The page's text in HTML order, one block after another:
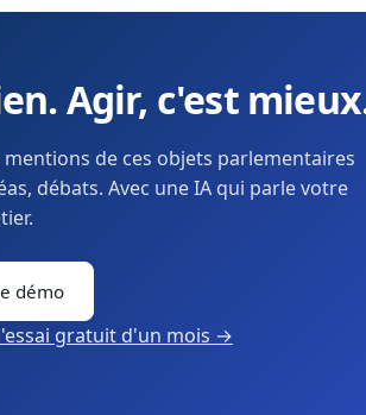
Agir, c'est
de ces objets parlementaires
débats. Avec une IA qui parle votre
démo
gratuit d'un mois →